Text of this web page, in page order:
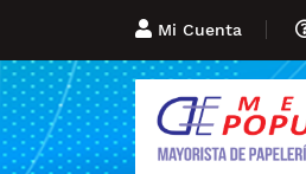
Mi Cuenta